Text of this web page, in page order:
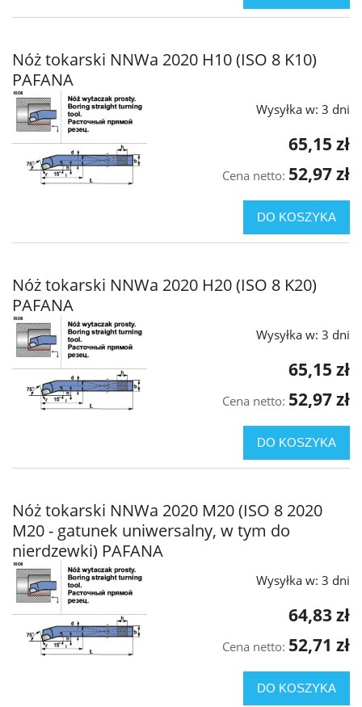
Nóż tokarski NNWa 2020 H10 (ISO 8 K10)
PAFANA
Wysyłka w: 3 dni
65,15 zł
Cena netto: 52,97 zł
DO KOSZYKA
Nóż tokarski NNWa 2020 H20 (ISO 8 K20)
PAFANA
Wysyłka w: 3 dni
65,15 zł
Cena netto: 52,97 zł
DO KOSZYKA
Nóż tokarski NNWa 2020 M20 (ISO 8 2020
M20 - gatunek uniwersalny, w tym do
nierdzewki) PAFANA
Wysyłka w: 3 dni
64,83 zł
Cena netto: 52,71 zł
DO KOSZYKA